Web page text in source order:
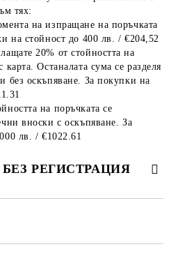
тях:
на изпращане на поръчката
на стойност до 400 лв. / €204,52
20% от стойността на
Останалата сума се разделя
без оскъпяване. За покупки на
на поръчката се
вноски с оскъпяване. За
лв. / €1022.61
РЕГИСТРАЦИЯ